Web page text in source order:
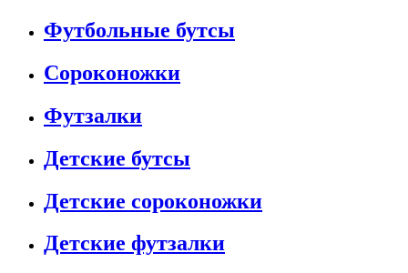
Футбольные бутсы
Сороконожки
Футзалки
Детские бутсы
Детские сороконожки
Детские футзалки